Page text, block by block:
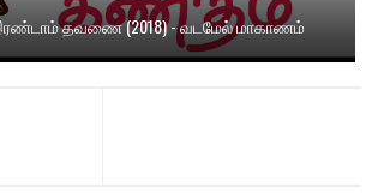
தவணை (2018) - வடமேல் மாகாணம்